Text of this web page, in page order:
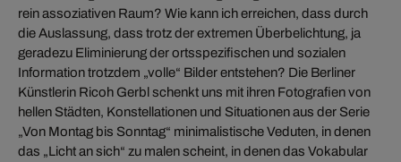
rein assoziativen Raum? Wie kann ich erreichen, dass durch
die Auslassung, dass trotz der extremen Überbelichtung, ja
geradezu Eliminierung der ortsspezifischen und sozialen
Information trotzdem „volle“ Bilder entstehen? Die Berliner
Künstlerin Ricoh Gerbl schenkt uns mit ihren Fotografien von
hellen Städten, Konstellationen und Situationen aus der Serie
„Von Montag bis Sonntag“ minimalistische Veduten, in denen
das „Licht an sich“ zu malen scheint, in denen das Vokabular